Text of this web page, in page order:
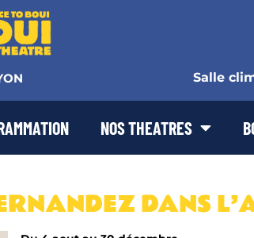
Salle
NOS THEATRES
DANS